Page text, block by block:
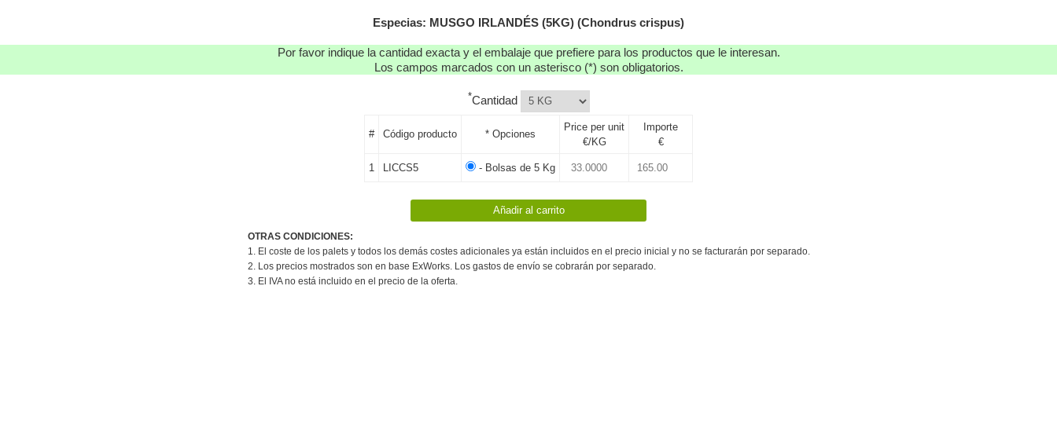
Especias: MUSGO IRLANDÉS (5KG) (Chondrus crispus)
Por favor indique la cantidad exacta y el embalaje que prefiere para los productos que le interesan.
Los campos marcados con un asterisco (*) son obligatorios.
*Cantidad
# Código producto * Opciones
Price per unit
€/KG
Importe
€
1 LICCS5 - Bolsas de 5 Kg
OTRAS CONDICIONES:
1. El coste de los palets y todos los demás costes adicionales ya están incluidos en el precio inicial y no se facturarán por separado.
2. Los precios mostrados son en base ExWorks. Los gastos de envío se cobrarán por separado.
3. El IVA no está incluido en el precio de la oferta.